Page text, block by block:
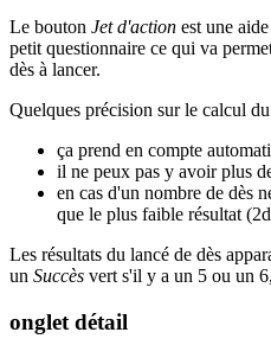
Le bouton Jet d'action est une
petit questionnaire ce qui va
dès à lancer.
Quelques précision sur le calcul
ça prend en compte
il ne peux pas y avoir plus
en cas d'un nombre de dès
que le plus faible résultat
Les résultats du lancé de dès
un Succès vert s'il y a un 5 ou un 6,
onglet détail